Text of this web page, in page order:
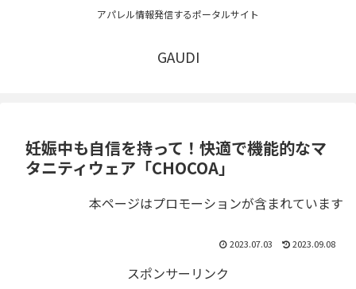
アパレル情報発信するポータルサイト
GAUDI
妊娠中も自信を持って！快適で機能的なマ
タニティウェア「CHOCOA」
本ページはプロモーションが含まれています
2023.07.03 2023.09.08
スポンサーリンク